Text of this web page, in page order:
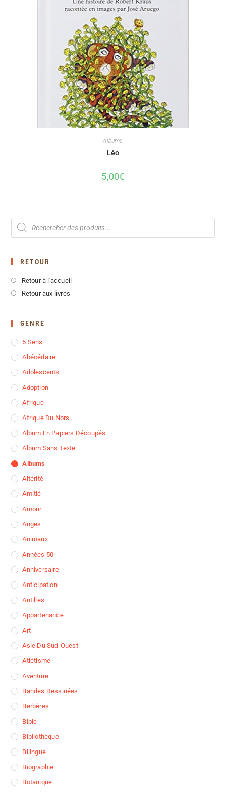
Albums
Léo
5,00€
RETOUR
Retour à l'accueil
Retour aux livres
GENRE
5 Sens
Abécédaire
Adolescents
Adoption
Afrique
Afrique Du Nors
Album En Papiers Découpés
Album Sans Texte
Albums
Altérité
Amitié
Amour
Anges
Animaux
Années 50
Anniversaire
Anticipation
Antilles
Appartenance
Art
Asie Du Sud-Ouest
Atlétisme
Aventure
Bandes Dessinées
Berbères
Bible
Bibliothèque
Bilingue
Biographie
Botanique